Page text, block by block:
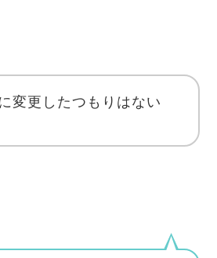
変更したつもりはない